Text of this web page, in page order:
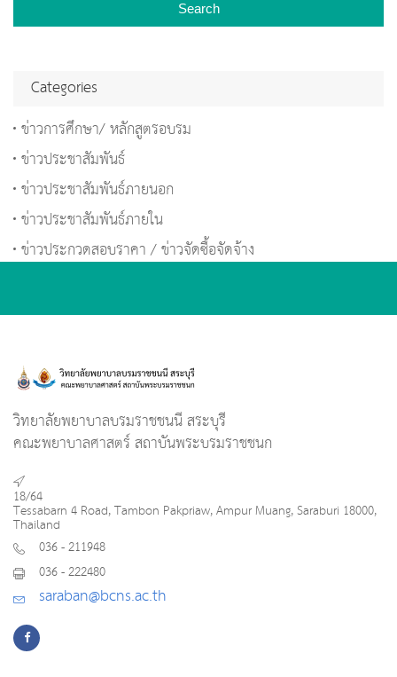
Search
Categories
ข่าวการศึกษา/ หลักสูตรอบรม
ข่าวประชาสัมพันธ์
ข่าวประชาสัมพันธ์ภายนอก
ข่าวประชาสัมพันธ์ภายใน
ข่าวประกวดสอบราคา / ข่าวจัดซื้อจัดจ้าง
วิทยาลัยพยาบาลบรมราชชนนี สระบุรี
คณะพยาบาลศาสตร์ สถาบันพระบรมราชชนก
18/64
Tessabarn 4 Road, Tambon Pakpriaw, Ampur Muang, Saraburi 18000,
Thailand
036 - 211948
036 - 222480
saraban@bcns.ac.th